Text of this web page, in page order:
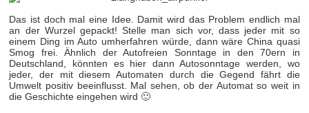
Das ist doch mal eine Idee. Damit wird das Problem endlich mal
an der Wurzel gepackt! Stelle man sich vor, dass jeder mit so
einem Ding im Auto umherfahren würde, dann wäre China quasi
Smog frei. Ähnlich der Autofreien Sonntage in den 70ern in
Deutschland, könnten es hier dann Autosonntage werden, wo
jeder, der mit diesem Automaten durch die Gegend fährt die
Umwelt positiv beeinflusst. Mal sehen, ob der Automat so weit in
die Geschichte eingehen wird 🙂